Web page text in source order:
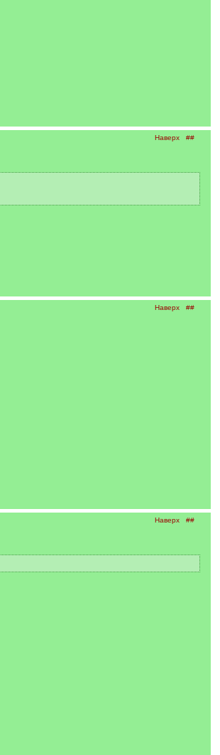
Наверх ##
Наверх ##
Наверх ##